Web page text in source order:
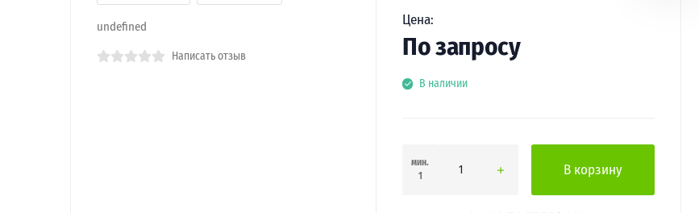
undefined
Написать отзыв
Цена:
По запросу
В наличии
мин.
1
В корзину